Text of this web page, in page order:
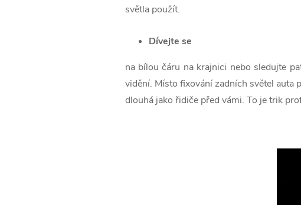
světla použít.
Dívejte se
na bílou čáru na krajnici nebo sledujte
vidění. Místo fixování zadních světel auta
dlouhá jako řidiče před vámi. To je trik